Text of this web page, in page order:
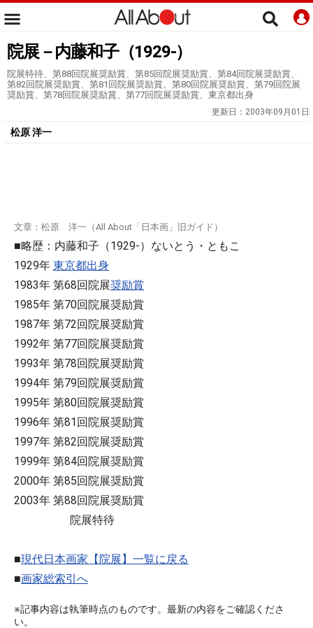
院展－内藤和子（1929-）
院展特待、第88回院展奨励賞、第85回院展奨励賞、第84回院展奨励賞、
第82回院展奨励賞、第81回院展奨励賞、第80回院展奨励賞、第79回院展
奨励賞、第78回院展奨励賞、第77回院展奨励賞、東京都出身
更新日： 2003年09月01日
松原 洋一
文章：松原 洋一（All About「日本画」旧ガイド）
■略歴：内藤和子（1929-）ないとう・ともこ
1929年 東京都出身
1983年 第68回院展奨励賞
1985年 第70回院展奨励賞
1987年 第72回院展奨励賞
1992年 第77回院展奨励賞
1993年 第78回院展奨励賞
1994年 第79回院展奨励賞
1995年 第80回院展奨励賞
1996年 第81回院展奨励賞
1997年 第82回院展奨励賞
1999年 第84回院展奨励賞
2000年 第85回院展奨励賞
2003年 第88回院展奨励賞
院展特待
■現代日本画家【院展】一覧に戻る
■画家総索引へ
※記事内容は執筆時点のものです。最新の内容をご確認くださ
い。